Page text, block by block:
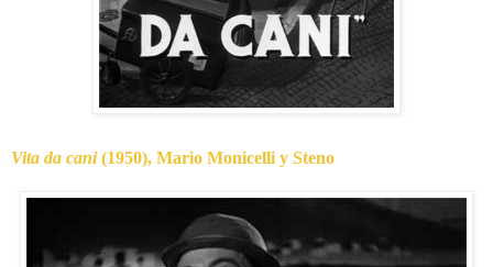
Vita da cani (1950), Mario Monicelli y Steno